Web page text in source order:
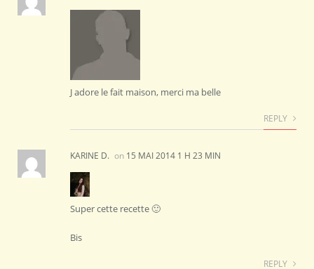
J adore le fait maison, merci ma belle
REPLY
KARINE D. on 15 MAI 2014 1 H 23 MIN
Super cette recette 🙂
Bis
REPLY